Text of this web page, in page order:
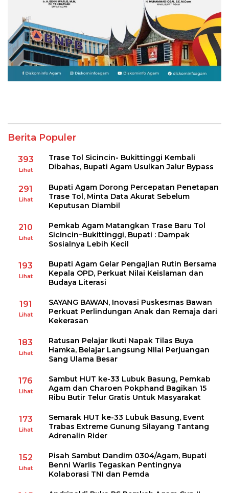
Berita Populer
393
Lihat
Trase Tol Sicincin- Bukittinggi Kembali
Dibahas, Bupati Agam Usulkan Jalur Bypass
291
Lihat
Bupati Agam Dorong Percepatan Penetapan
Trase Tol, Minta Data Akurat Sebelum
Keputusan Diambil
210
Lihat
Pemkab Agam Matangkan Trase Baru Tol
Sicincin–Bukittinggi, Bupati : Dampak
Sosialnya Lebih Kecil
193
Lihat
Bupati Agam Gelar Pengajian Rutin Bersama
Kepala OPD, Perkuat Nilai Keislaman dan
Budaya Literasi
191
Lihat
SAYANG BAWAN, Inovasi Puskesmas Bawan
Perkuat Perlindungan Anak dan Remaja dari
Kekerasan
183
Lihat
Ratusan Pelajar Ikuti Napak Tilas Buya
Hamka, Belajar Langsung Nilai Perjuangan
Sang Ulama Besar
176
Lihat
Sambut HUT ke-33 Lubuk Basung, Pemkab
Agam dan Charoen Pokphand Bagikan 15
Ribu Butir Telur Gratis Untuk Masyarakat
173
Lihat
Semarak HUT ke-33 Lubuk Basung, Event
Trabas Extreme Gunung Silayang Tantang
Adrenalin Rider
152
Lihat
Pisah Sambut Dandim 0304/Agam, Bupati
Benni Warlis Tegaskan Pentingnya
Kolaborasi TNI dan Pemda